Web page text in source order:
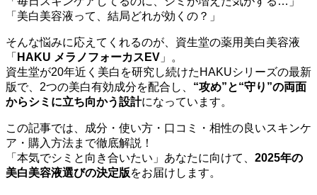
「美白美容液って、結局どれが効くの？」
そんな悩みに応えてくれるのが、資生堂の薬用美白美容液
「 HAKU メラノフォーカスEV 」。
資生堂が20年近く美白を研究し続けたHAKUシリーズの最新
版で、2つの美白有効成分を配合し、 “攻め”と“守り”の両面
からシミに立ち向かう設計になっています。
この記事では、成分・使い方・口コミ・相性の良いスキンケ
ア・購入方法まで徹底解説！
「本気でシミと向き合いたい」あなたに向けて、 2025年の
美白美容液選びの決定版をお届けします。